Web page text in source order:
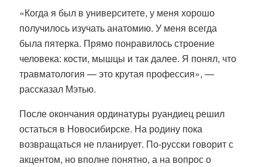
«Когда я был в университете, у меня хорошо
получилось изучать анатомию. У меня всегда
была пятерка. Прямо понравилось строение
человека: кости, мышцы и так далее. Я понял, что
травматология — это крутая профессия», —
рассказал Мэтью.
После окончания ординатуры руандиец решил
остаться в Новосибирске. На родину пока
возвращаться не планирует. По-русски говорит с
акцентом, но вполне понятно, а на вопрос о